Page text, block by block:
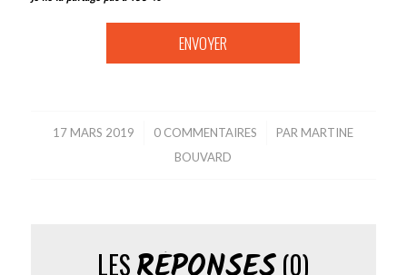
17 MARS 2019
/ 0 COMMENTAIRES
/ PAR MARTINE
BOUVARD
LES (0)